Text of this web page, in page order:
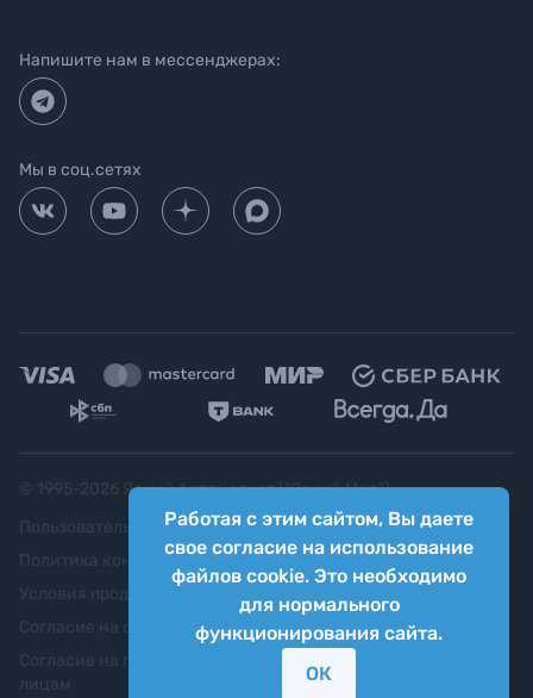
Работая с этим сайтом, Вы даете
свое согласие на использование
файлов cookie. Это необходимо
для нормального
функционирования сайта.
ОК
Напишите нам в мессенджерах:
Мы в соц.сетях
Яркий фотомаркет ("Яркий Мир")
Пользовательское соглашение
Политика конфиденциальности
Согласие на обработку персональных данных